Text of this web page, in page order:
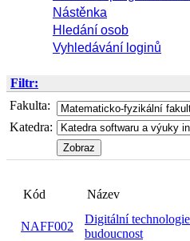
Nástěnka
Hledání osob
Vyhledávání loginů
Filtr:
Fakulta:
Katedra:
Kód Název
NAFF002
Digitální
budoucnost